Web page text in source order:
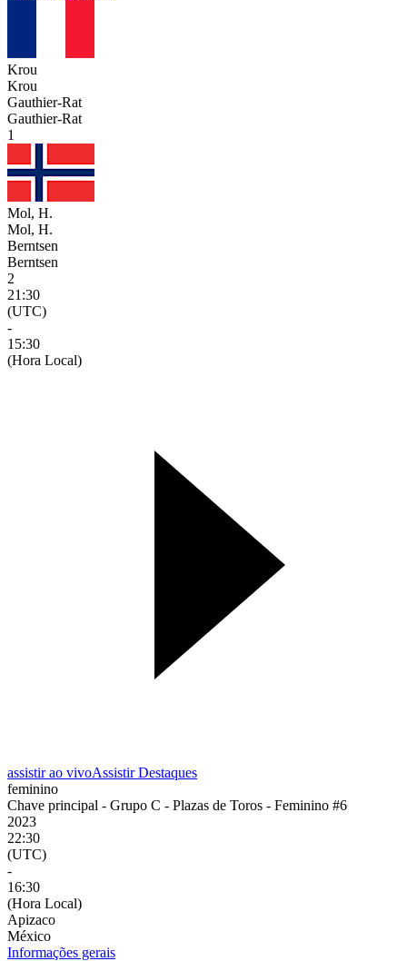
Krou
Krou
Gauthier-Rat
Gauthier-Rat
1
Mol, H.
Mol, H.
Berntsen
Berntsen
2
21:30
(UTC)
-
15:30
(Hora Local)
assistir ao vivoAssistir Destaques
feminino
Chave principal - Grupo C - Plazas de Toros - Feminino #6
2023
22:30
(UTC)
-
16:30
(Hora Local)
Apizaco
México
Informações gerais